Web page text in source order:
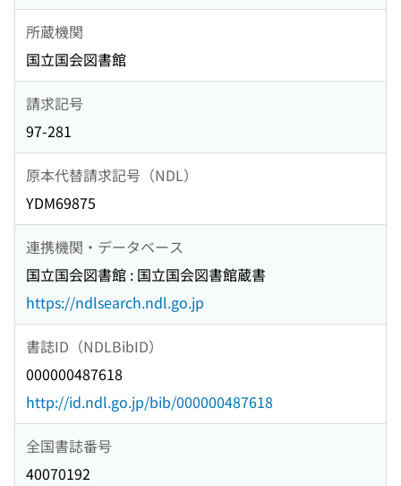
所蔵機関
国立国会図書館
請求記号
97-281
原本代替請求記号（NDL）
YDM69875
連携機関・データベース
国立国会図書館 : 国立国会図書館蔵書
https://ndlsearch.ndl.go.jp
書誌ID（NDLBibID）
000000487618
http://id.ndl.go.jp/bib/000000487618
全国書誌番号
40070192